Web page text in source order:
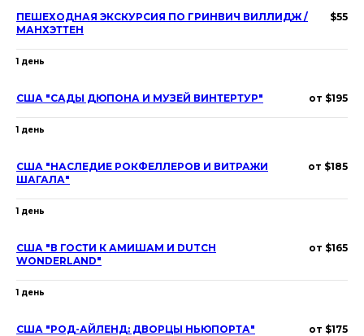
ПЕШЕХОДНАЯ ЭКСКУРСИЯ ПО ГРИНВИЧ ВИЛЛИДЖ /
МАНХЭТТЕН
$55
1 день
США "САДЫ ДЮПОНА И МУЗЕЙ ВИНТЕРТУР" от $195
1 день
США "НАСЛЕДИЕ РОКФЕЛЛЕРОВ И ВИТРАЖИ
ШАГАЛА"
от $185
1 день
США "В ГОСТИ К АМИШАМ И DUTCH
WONDERLAND"
от $165
1 день
США "РОД-АЙЛЕНД: ДВОРЦЫ НЬЮПОРТА" от $175